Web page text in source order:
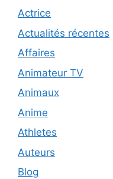
Actrice
Actualités récentes
Affaires
Animateur TV
Animaux
Anime
Athletes
Auteurs
Blog